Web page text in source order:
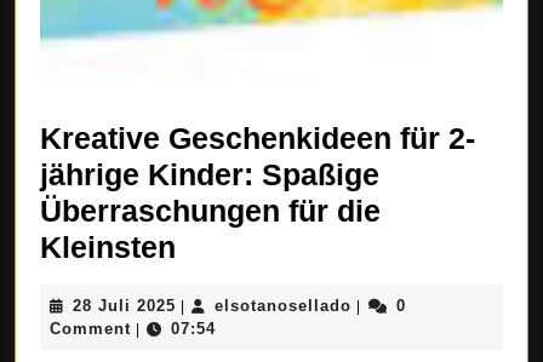
Kreative Geschenkideen für 2-
jährige Kinder: Spaßige
Überraschungen für die
Kleinsten
für
28 Juli 2025 28
Juli
| elsotanosellado elsotanosellado
|
0
Comment | 07:54